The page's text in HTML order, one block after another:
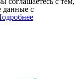
данные с